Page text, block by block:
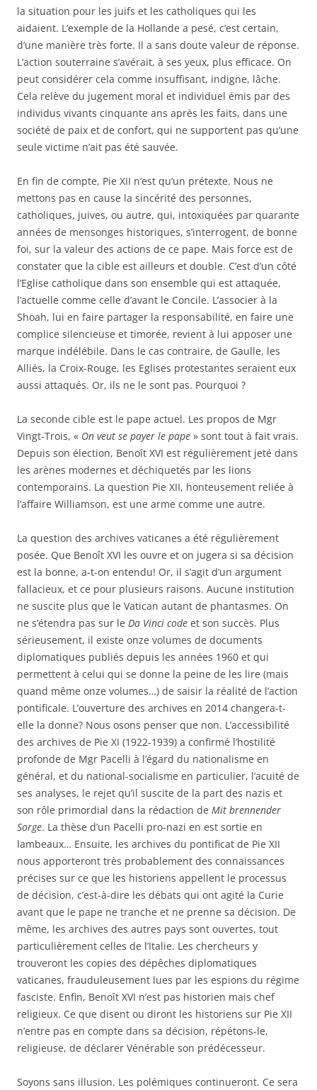
la situation pour les juifs et les catholiques qui les
aidaient. L’exemple de la Hollande a pesé, c’est certain,
d’une manière très forte. Il a sans doute valeur de réponse.
L’action souterraine s’avérait, à ses yeux, plus efficace. On
peut considérer cela comme insuffisant, indigne, lâche.
Cela relève du jugement moral et individuel émis par des
individus vivants cinquante ans après les faits, dans une
société de paix et de confort, qui ne supportent pas qu’une
seule victime n’ait pas été sauvée.
En fin de compte, Pie XII n’est qu’un prétexte. Nous ne
mettons pas en cause la sincérité des personnes,
catholiques, juives, ou autre, qui, intoxiquées par quarante
années de mensonges historiques, s’interrogent, de bonne
foi, sur la valeur des actions de ce pape. Mais force est de
constater que la cible est ailleurs et double. C’est d’un côté
l’Eglise catholique dans son ensemble qui est attaquée,
l’actuelle comme celle d’avant le Concile. L’associer à la
Shoah, lui en faire partager la responsabilité, en faire une
complice silencieuse et timorée, revient à lui apposer une
marque indélébile. Dans le cas contraire, de Gaulle, les
Alliés, la Croix-Rouge, les Eglises protestantes seraient eux
aussi attaqués. Or, ils ne le sont pas. Pourquoi ?
La seconde cible est le pape actuel. Les propos de Mgr
Vingt-Trois, « On veut se payer le pape » sont tout à fait vrais.
Depuis son élection, Benoît XVI est régulièrement jeté dans
les arènes modernes et déchiquetés par les lions
contemporains. La question Pie XII, honteusement reliée à
l’affaire Williamson, est une arme comme une autre.
La question des archives vaticanes a été régulièrement
posée. Que Benoît XVI les ouvre et on jugera si sa décision
est la bonne, a-t-on entendu! Or, il s’agit d’un argument
fallacieux, et ce pour plusieurs raisons. Aucune institution
ne suscite plus que le Vatican autant de phantasmes. On
ne s’étendra pas sur le Da Vinci code et son succès. Plus
sérieusement, il existe onze volumes de documents
diplomatiques publiés depuis les années 1960 et qui
permettent à celui qui se donne la peine de les lire (mais
quand même onze volumes…) de saisir la réalité de l’action
pontificale. L’ouverture des archives en 2014 changera-t-
elle la donne? Nous osons penser que non. L’accessibilité
des archives de Pie XI (1922-1939) a confirmé l’hostilité
profonde de Mgr Pacelli à l’égard du nationalisme en
général, et du national-socialisme en particulier, l’acuité de
ses analyses, le rejet qu’il suscite de la part des nazis et
son rôle primordial dans la rédaction de Mit brennender
Sorge. La thèse d’un Pacelli pro-nazi en est sortie en
lambeaux… Ensuite, les archives du pontificat de Pie XII
nous apporteront très probablement des connaissances
précises sur ce que les historiens appellent le processus
de décision, c’est-à-dire les débats qui ont agité la Curie
avant que le pape ne tranche et ne prenne sa décision. De
même, les archives des autres pays sont ouvertes, tout
particulièrement celles de l’Italie. Les chercheurs y
trouveront les copies des dépêches diplomatiques
vaticanes, frauduleusement lues par les espions du régime
fasciste. Enfin, Benoît XVI n’est pas historien mais chef
religieux. Ce que disent ou diront les historiens sur Pie XII
n’entre pas en compte dans sa décision, répétons-le,
religieuse, de déclarer Vénérable son prédécesseur.
Soyons sans illusion. Les polémiques continueront. Ce sera